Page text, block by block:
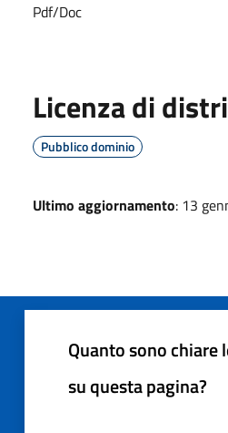
Pdf/Doc
Licenza di
Pubblico dominio
Ultimo aggiornamento: 13
Quanto sono
su questa pagina?